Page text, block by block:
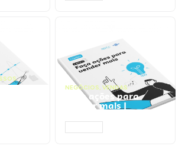
NEGÓCIOS, VENDAS
Faça ações para
vender mais |